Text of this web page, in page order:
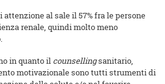
al sale il 57% fra le persone
renale, quindi molto meno
in quanto il counsellingsanitario,
motivazionale sono tutti strumenti di